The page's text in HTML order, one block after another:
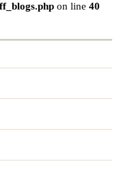
on line40